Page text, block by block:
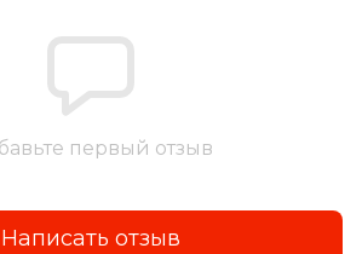
первый отзыв
Написать отзыв